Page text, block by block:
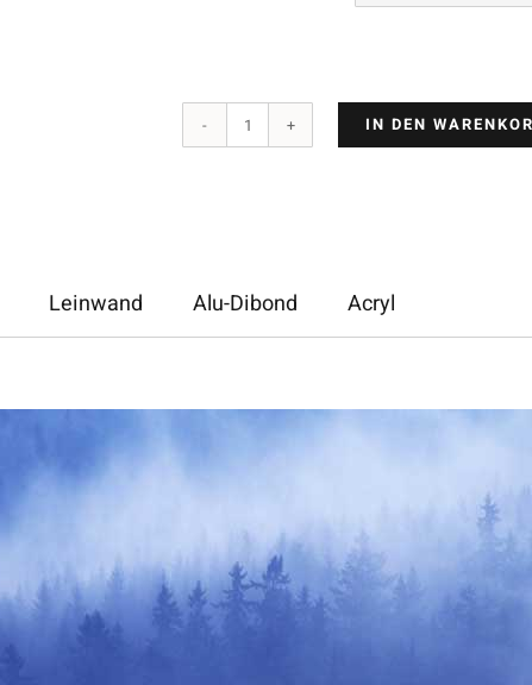
Bergfichten
IN DEN
Leinwand Alu-Dibond Acryl